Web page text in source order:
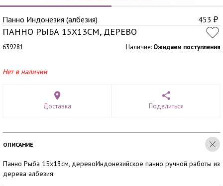
Панно Индонезия (албезия) 453 ₽
ПАННО РЫБА 15Х13СМ, ДЕРЕВО
639281 Наличие: Ожидаем поступления
Нет в наличии
Доставка Поделиться
ОПИСАНИЕ
Панно Рыба 15х13см, деревоИндонезийское панно ручной работы из
дерева албезия.